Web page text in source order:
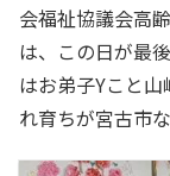
会福祉協議会高
は、この日が最
はお弟子Yこと
れ育ちが宮古市